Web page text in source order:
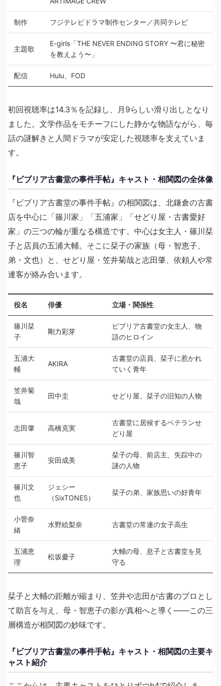
制作 フジテレビドラマ制作センター／共同テレビ
主題歌
E-girls「THE NEVER ENDING STORY 〜君に秘密
を教えよう〜」
配信 Hulu、FOD
初回視聴率は14.3％を記録し、月9らしい滑り出しとなり
ました。文学作品をモチーフにした静かな物語ながら、毎
話の謎解きと人間ドラマが安定した視聴率を支えていま
す。
『ビブリア古書堂の事件手帖』キャスト・相関図の全体像
『ビブリア古書堂の事件手帖』の相関図は、北鎌倉の古書
店を中心に「篠川家」「五浦家」「せどり屋・古書愛好
家」の三つの輪が重なる構造です。中心は女主人・篠川栞
子と店員の五浦大輔。そこに栞子の家族（母・智恵子、
弟・文也）と、せどり屋・笠井菊哉と志田肇、依頼人や常
連客が絡み合います。
役名 俳優 立場・関係性
篠川栞
子
剛力彩芽
ビブリア古書堂の女主人、物
語のヒロイン
五浦大
輔
AKIRA
古書堂の店員、栞子に惹かれ
ていく青年
笠井菊
哉
田中圭 せどり屋、栞子の旧知の人物
志田肇 高橋克実
古書堂に居候するベテランせ
どり屋
篠川智
恵子
安田成美
栞子の母、前店主、失踪中の
謎の人物
篠川文
也
ジェシー
（SixTONES）
栞子の弟、家族思いの好青年
小菅奈
緒
水野絵梨奈 古書堂の常連の女子高生
五浦恵
理
松坂慶子
大輔の母、息子と古書堂を見
守る
栞子と大輔の距離が縮まり、笠井や志田が古書のプロとし
て助言を与え、母・智恵子の影が真相へと導く――この三
層構造が相関図の妙味です。
『ビブリア古書堂の事件手帖』キャスト・相関図の主要キ
ャスト紹介